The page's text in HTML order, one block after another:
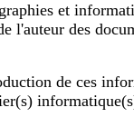
et
des
de ces